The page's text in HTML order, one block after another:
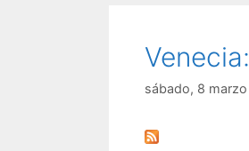
sábado, 8